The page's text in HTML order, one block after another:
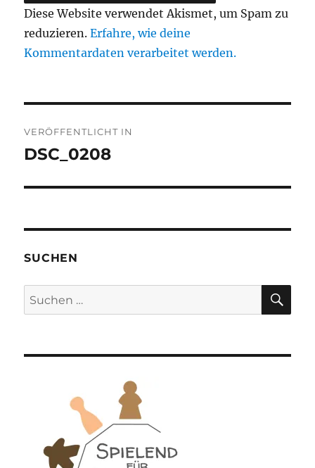
Diese Website verwendet Akismet, um Spam zu
reduzieren.Erfahre, wie deine
Kommentardaten verarbeitet werden.
VERÖFFENTLICHT IN
DSC_0208
SUCHEN
Suchen
nach: